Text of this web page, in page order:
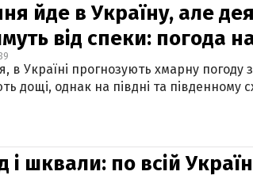
йде в Україну, але
від спеки: погода
в Україні прогнозують хмарну погоду
дощі, однак на півдні та південному
і шквали: по всій